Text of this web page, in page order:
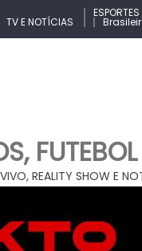
TV E NOTÍCIAS
ESPORTES
REALITY SHOW E